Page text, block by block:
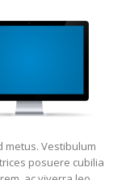
metus. Vestibulum
posuere cubilia